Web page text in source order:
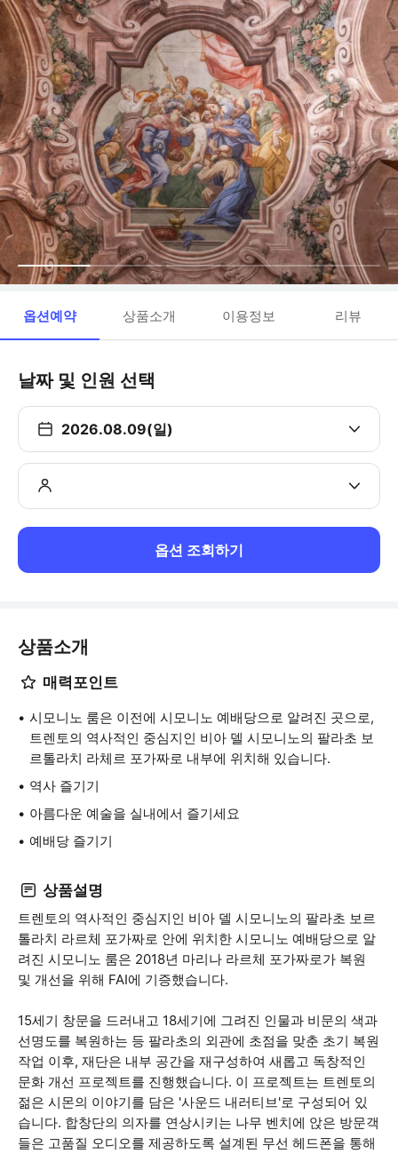
옵션예약 상품소개 이용정보 리뷰
날짜 및 인원 선택
2026.08.09(일)
옵션 조회하기
상품소개
매력포인트
시모니노 룸은 이전에 시모니노 예배당으로 알려진 곳으로,
트렌토의 역사적인 중심지인 비아 델 시모니노의 팔라초 보
르톨라치 라체르 포가짜로 내부에 위치해 있습니다.
역사 즐기기
아름다운 예술을 실내에서 즐기세요
예배당 즐기기
상품설명
트렌토의 역사적인 중심지인 비아 델 시모니노의 팔라초 보르
톨라치 라르체 포가짜로 안에 위치한 시모니노 예배당으로 알
려진 시모니노 룸은 2018년 마리나 라르체 포가짜로가 복원
및 개선을 위해 FAI에 기증했습니다.
15세기 창문을 드러내고 18세기에 그려진 인물과 비문의 색과
선명도를 복원하는 등 팔라초의 외관에 초점을 맞춘 초기 복원
작업 이후, 재단은 내부 공간을 재구성하여 새롭고 독창적인
문화 개선 프로젝트를 진행했습니다. 이 프로젝트는 트렌토의
젊은 시몬의 이야기를 담은 '사운드 내러티브'로 구성되어 있
습니다. 합창단의 의자를 연상시키는 나무 벤치에 앉은 방문객
들은 고품질 오디오를 제공하도록 설계된 무선 헤드폰을 통해